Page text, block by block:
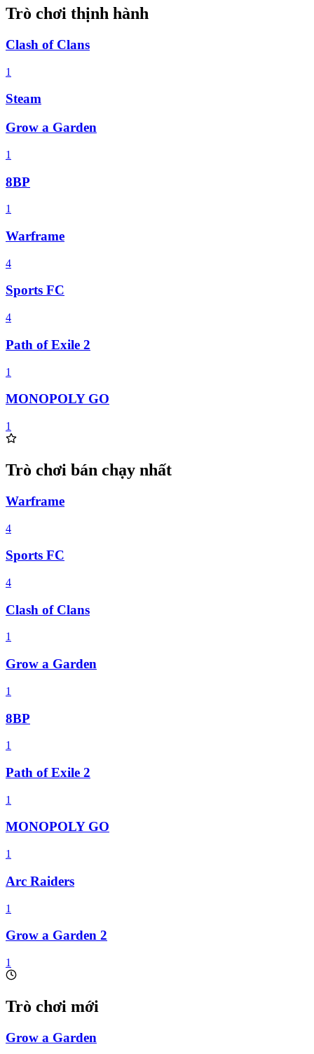
Trò chơi thịnh hành
Clash of Clans
1
Steam
Grow a Garden
1
8BP
1
Warframe
4
Sports FC
4
Path of Exile 2
1
MONOPOLY GO
1
Trò chơi bán chạy nhất
Warframe
4
Sports FC
4
Clash of Clans
1
Grow a Garden
1
8BP
1
Path of Exile 2
1
MONOPOLY GO
1
Arc Raiders
1
Grow a Garden 2
1
Trò chơi mới
Grow a Garden